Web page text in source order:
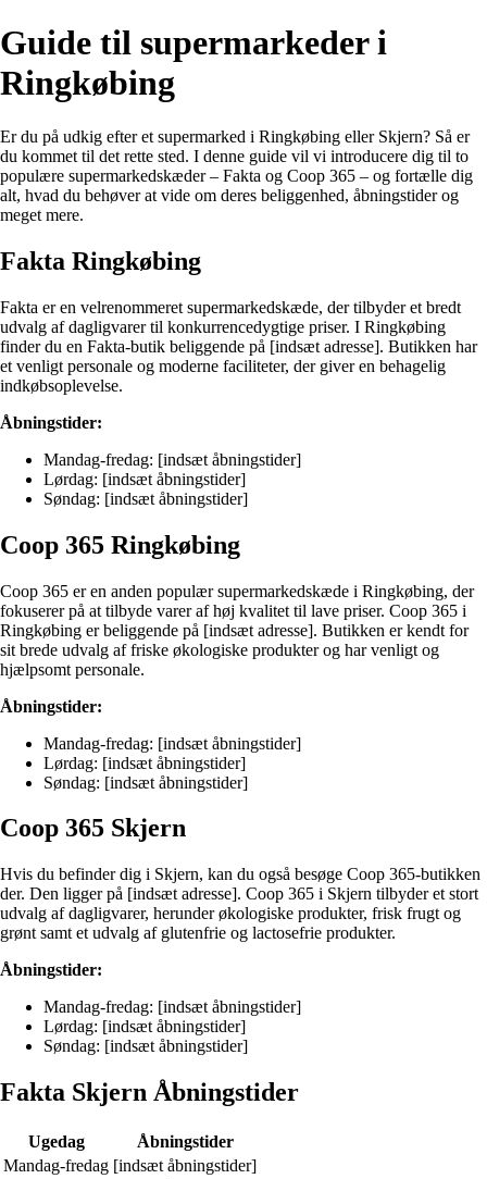
Guide til supermarkeder i
Ringkøbing
Er du på udkig efter et supermarked i Ringkøbing eller Skjern? Så er
du kommet til det rette sted. I denne guide vil vi introducere dig til to
populære supermarkedskæder – Fakta og Coop 365 – og fortælle dig
alt, hvad du behøver at vide om deres beliggenhed, åbningstider og
meget mere.
Fakta Ringkøbing
Fakta er en velrenommeret supermarkedskæde, der tilbyder et bredt
udvalg af dagligvarer til konkurrencedygtige priser. I Ringkøbing
finder du en Fakta-butik beliggende på [indsæt adresse]. Butikken har
et venligt personale og moderne faciliteter, der giver en behagelig
indkøbsoplevelse.
Åbningstider:
Mandag-fredag: [indsæt åbningstider]
Lørdag: [indsæt åbningstider]
Søndag: [indsæt åbningstider]
Coop 365 Ringkøbing
Coop 365 er en anden populær supermarkedskæde i Ringkøbing, der
fokuserer på at tilbyde varer af høj kvalitet til lave priser. Coop 365 i
Ringkøbing er beliggende på [indsæt adresse]. Butikken er kendt for
sit brede udvalg af friske økologiske produkter og har venligt og
hjælpsomt personale.
Åbningstider:
Mandag-fredag: [indsæt åbningstider]
Lørdag: [indsæt åbningstider]
Søndag: [indsæt åbningstider]
Coop 365 Skjern
Hvis du befinder dig i Skjern, kan du også besøge Coop 365-butikken
der. Den ligger på [indsæt adresse]. Coop 365 i Skjern tilbyder et stort
udvalg af dagligvarer, herunder økologiske produkter, frisk frugt og
grønt samt et udvalg af glutenfrie og lactosefrie produkter.
Åbningstider:
Mandag-fredag: [indsæt åbningstider]
Lørdag: [indsæt åbningstider]
Søndag: [indsæt åbningstider]
Fakta Skjern Åbningstider
Ugedag
Åbningstider
Mandag-fredag [indsæt åbningstider]